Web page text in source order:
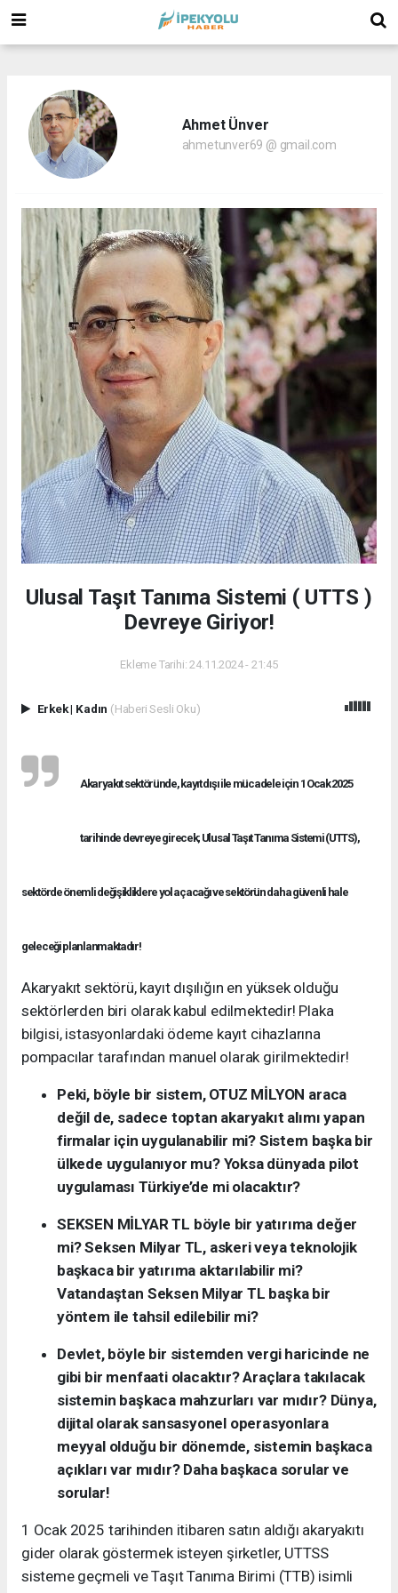
Ahmet Ünver
ahmetunver69 @ gmail.com
Ulusal Taşıt Tanıma Sistemi ( UTTS )
Devreye Giriyor!
Ekleme Tarihi: 24.11.2024 - 21:45
Erkek| Kadın (Haberi Sesli Oku)
Akaryakıt sektöründe, kayıt dışı ile mücadele için 1 Ocak 2025
tarihinde devreye girecek; Ulusal Taşıt Tanıma Sistemi (UTTS),
sektörde önemli değişikliklere yol açacağı ve sektörün daha güvenli hale
geleceği planlanmaktadır!
Akaryakıt sektörü, kayıt dışılığın en yüksek olduğu
sektörlerden biri olarak kabul edilmektedir! Plaka
bilgisi, istasyonlardaki ödeme kayıt cihazlarına
pompacılar tarafından manuel olarak girilmektedir!
Peki, böyle bir sistem, OTUZ MİLYON araca
değil de, sadece toptan akaryakıt alımı yapan
firmalar için uygulanabilir mi? Sistem başka bir
ülkede uygulanıyor mu? Yoksa dünyada pilot
uygulaması Türkiye’de mi olacaktır?
SEKSEN MİLYAR TL böyle bir yatırıma değer
mi? Seksen Milyar TL, askeri veya teknolojik
başkaca bir yatırıma aktarılabilir mi?
Vatandaştan Seksen Milyar TL başka bir
yöntem ile tahsil edilebilir mi?
Devlet, böyle bir sistemden vergi haricinde ne
gibi bir menfaati olacaktır? Araçlara takılacak
sistemin başkaca mahzurları var mıdır? Dünya,
dijital olarak sansasyonel operasyonlara
meyyal olduğu bir dönemde, sistemin başkaca
açıkları var mıdır? Daha başkaca sorular ve
sorular!
1 Ocak 2025 tarihinden itibaren satın aldığı akaryakıtı
gider olarak göstermek isteyen şirketler, UTTSS
sisteme geçmeli ve Taşıt Tanıma Birimi (TTB) isimli